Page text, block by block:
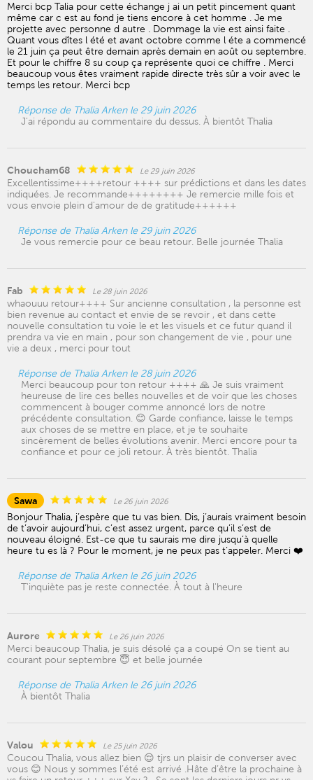
Merci bcp Talia pour cette échange j ai un petit pincement quant
même car c est au fond je tiens encore à cet homme . Je me
projette avec personne d autre . Dommage la vie est ainsi faite .
Quant vous dîtes l été et avant octobre comme l éte a commencé
le 21 juin ça peut être demain après demain en août ou septembre.
Et pour le chiffre 8 su coup ça représente quoi ce chiffre . Merci
beaucoup vous êtes vraiment rapide directe très sûr a voir avec le
temps les retour. Merci bcp
Réponse de Thalia Arken le 29 juin 2026
J'ai répondu au commentaire du dessus. À bientôt Thalia
Choucham68 Le 29 juin 2026
Excellentissime++++retour ++++ sur prédictions et dans les dates
indiquées. Je recommande++++++++ Je remercie mille fois et
vous envoie plein d'amour de de gratitude++++++
Réponse de Thalia Arken le 29 juin 2026
Je vous remercie pour ce beau retour. Belle journée Thalia
Fab Le 28 juin 2026
whaouuu retour++++ Sur ancienne consultation , la personne est
bien revenue au contact et envie de se revoir , et dans cette
nouvelle consultation tu voie le et les visuels et ce futur quand il
prendra va vie en main , pour son changement de vie , pour une
vie a deux , merci pour tout
Réponse de Thalia Arken le 28 juin 2026
Merci beaucoup pour ton retour ++++ 🙏 Je suis vraiment
heureuse de lire ces belles nouvelles et de voir que les choses
commencent à bouger comme annoncé lors de notre
précédente consultation. 😊 Garde confiance, laisse le temps
aux choses de se mettre en place, et je te souhaite
sincèrement de belles évolutions avenir. Merci encore pour ta
confiance et pour ce joli retour. À très bientôt. Thalia
Sawa Le 26 juin 2026
Bonjour Thalia, j’espère que tu vas bien. Dis, j’aurais vraiment besoin
de t’avoir aujourd’hui, c’est assez urgent, parce qu’il s’est de
nouveau éloigné. Est-ce que tu saurais me dire jusqu’à quelle
heure tu es là ? Pour le moment, je ne peux pas t’appeler. Merci ❤️
Réponse de Thalia Arken le 26 juin 2026
T'inquiète pas je reste connectée. À tout à l'heure
Aurore Le 26 juin 2026
Merci beaucoup Thalia, je suis désolé ça a coupé On se tient au
courant pour septembre 😇 et belle journée
Réponse de Thalia Arken le 26 juin 2026
À bientôt Thalia
Valou Le 25 juin 2026
Coucou Thalia, vous allez bien 😌 tjrs un plaisir de converser avec
vous 😊 Nous y sommes l’été est arrivé .Hâte d’être la prochaine à